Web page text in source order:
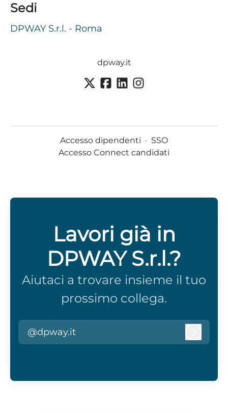
Sedi
DPWAY S.r.l. - Roma
dpway.it
Accesso dipendenti · SSO
Accesso Connect candidati
Lavori già in
DPWAY S.r.l.?
Aiutaci a trovare insieme il tuo
prossimo collega.
@dpway.it